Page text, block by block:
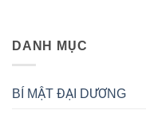
DANH MỤC
BÍ MẬT ĐẠI DƯƠNG